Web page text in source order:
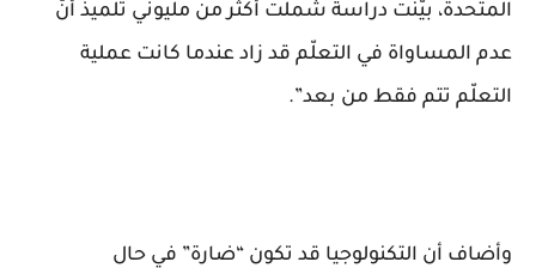
المتحدة، بيّنت دراسة شملت أكثر من مليوني تلميذ أنّ
عدم المساواة في التعلّم قد زاد عندما كانت عملية
التعلّم تتم فقط من بعد”.
وأضاف أن التكنولوجيا قد تكون “ضارة” في حال